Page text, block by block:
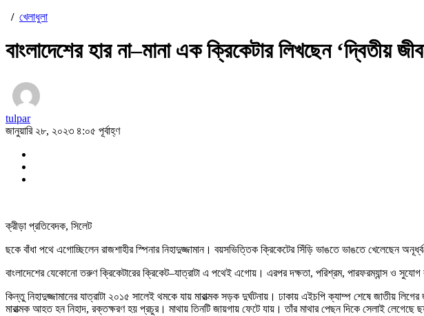
/ খেলাধুলা
বাংলাদেশের হার না–মানা এক ক্রিকেটার লিখছেন ‘দ্বিতীয়
tulpar
জানুয়ারি ২৮, ২০২৩ ৪:০৫ পূর্বাহ্ণ
ক্রীড়া প্রতিবেদক, সিলেট
ছকে বাঁধা পথে এগোচ্ছিলেন রাজশাহীর স্পিনার নিহাদুজ্জামান। বয়সভিত্তিক ক্রিকেটের সিঁড়ি ভাঙতে ভাঙতে খেলেছেন
বাংলাদেশের যেকোনো তরুণ ক্রিকেটারের ক্রিকেট–যাত্রাটা এ পথেই এগোয়। এরপর দক্ষতা, পরিশ্রম, পারফরম্যান্স ও সুযোগ
কিন্তু নিহাদুজ্জামানের যাত্রাটা ২০১৫ সালেই থমকে যায় মারাত্মক সড়ক দুর্ঘটনায়। ঢাকায় এইচপি ক্যাম্প শেষে জাতীয়
মারাত্মক আহত হন নিহাদ, রক্তক্ষরণ হয় প্রচুর। মাথায় তিনটি জায়গায় ফেটে যায়। তাঁর মাথার পেছন দিকে সেলাই লেগেছে